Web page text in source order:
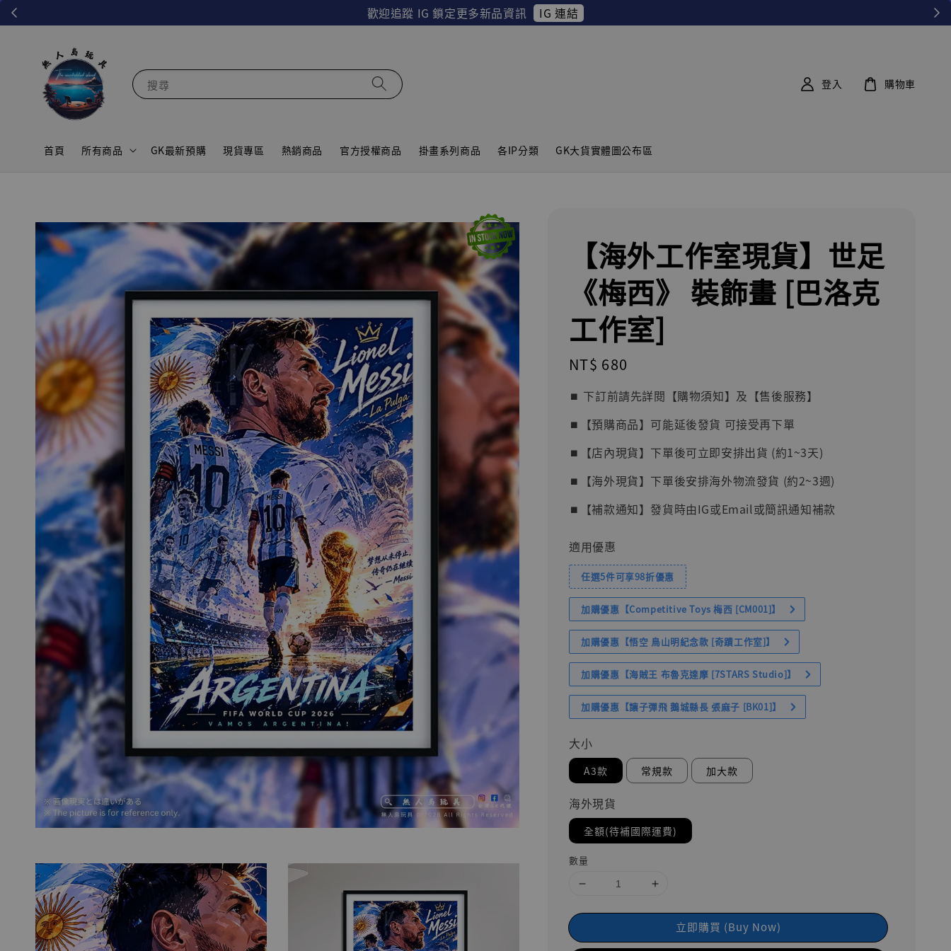
歡迎追蹤 IG 鎖定更多新品資訊 IG 連結
搜尋
首頁 所有商品 GK最新預購 現貨專區 熱銷商品 官方授權商品 掛畫系列商品 各IP分類 GK大貨實體圖公布區
登入 購物車
【海外工作室現貨】世足
《梅西》 裝飾畫 [巴洛克
工作室]
Regular
price
NT$ 680
⏹︎ 下訂前請先詳閱【購物須知】及【售後服務】
⏹︎【預購商品】可能延後發貨 可接受再下單
⏹︎【店內現貨】下單後可立即安排出貨 (約1~3天)
⏹︎【海外現貨】下單後安排海外物流發貨 (約2~3週)
⏹︎【補款通知】發貨時由IG或Email或簡訊通知補款
適用優惠
任選5件可享98折優惠
加購優惠【Competitive Toys 梅西 [CM001]】
加購優惠【悟空 鳥山明紀念款 [奇蹟工作室]】
加購優惠【海賊王 布魯克達摩 [7STARS Studio]】
加購優惠【讓子彈飛 鵝城縣長 張麻子 [BK01]】
大小
A3款 常規款 加大款
海外現貨
全額(待補國際運費)
數量
立即購買 (Buy Now)